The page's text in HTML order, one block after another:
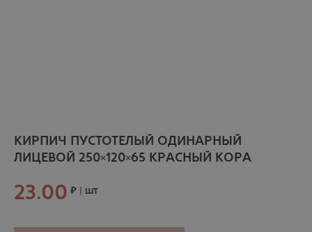
КИРПИЧ ПУСТОТЕЛЫЙ ОДИНАРНЫЙ
ЛИЦЕВОЙ 250×120×65 КРАСНЫЙ КОРА
23.00 ₽ | шт